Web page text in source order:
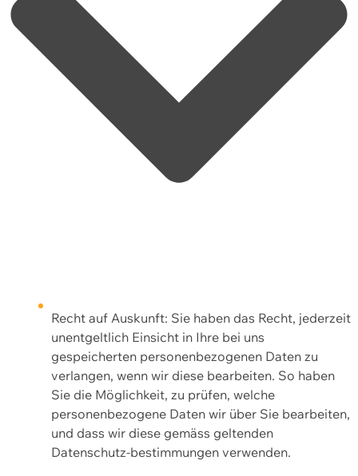
Recht auf Auskunft: Sie haben das Recht, jederzeit
unentgeltlich Einsicht in Ihre bei uns
gespeicherten personenbezogenen Daten zu
verlangen, wenn wir diese bearbeiten. So haben
Sie die Möglichkeit, zu prüfen, welche
personenbezogene Daten wir über Sie bearbeiten,
und dass wir diese gemäss geltenden
Datenschutz-bestimmungen verwenden.